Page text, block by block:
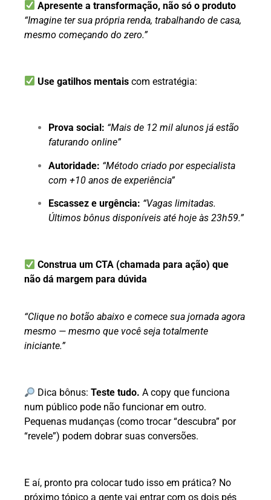
Apresente a transformação, não só o produto
“Imagine ter sua própria renda, trabalhando de casa,
mesmo começando do zero.”
Use gatilhos mentais com estratégia:
Prova social: “Mais de 12 mil alunos já estão
faturando online”
Autoridade: “Método criado por especialista
com +10 anos de experiência”
Escassez e urgência: “Vagas limitadas.
Últimos bônus disponíveis até hoje às 23h59.”
Construa um CTA (chamada para ação) que
não dá margem para dúvida
“Clique no botão abaixo e comece sua jornada agora
mesmo — mesmo que você seja totalmente
iniciante.”
Dica bônus:Teste tudo. A copy que funciona
num público pode não funcionar em outro.
Pequenas mudanças (como trocar “descubra” por
“revele”) podem dobrar suas conversões.
E aí, pronto pra colocar tudo isso em prática? No
próximo tópico a gente vai entrar com os dois pés